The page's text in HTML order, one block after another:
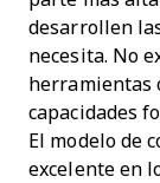
desarrollen
necesita. No
herramientas
capacidades
El modelo de
excelente en